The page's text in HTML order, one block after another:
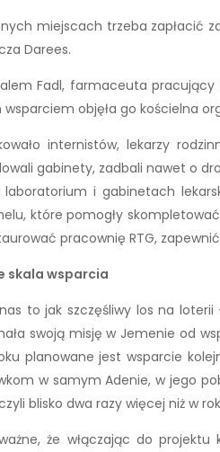
miejscach trzeba zapłacić
Darees.
Fadl, farmaceuta pracujący
wsparciem objęła go kościelna
internistów, lekarzy
gabinety, zadbali nawet o
laboratorium i gabinetach
które pomogły
pracownię RTG,
skala wsparcia
to jak szczęśliwy los na
swoją misję w Jemenie od
planowane jest wsparcie
w samym Adenie, w jego
blisko dwa razy więcej niż w
że włączając do